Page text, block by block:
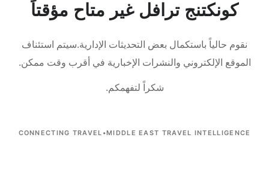
كونكتنج ترافل غير متاح مؤقتاً
نقوم حالياً باستكمال بعض التحديثات الإدارية.سيتم استئناف
الموقع الإلكتروني والنشرات الإخبارية في أقرب وقت ممكن.
شكراً لتفهمكم.
CONNECTING TRAVEL •MIDDLE EAST TRAVEL INTELLIGENCE